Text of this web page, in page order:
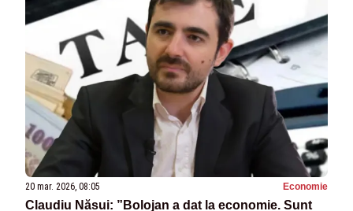
20 mar. 2026, 08:05 Economie
Claudiu Năsui: ”Bolojan a dat la economie. Sunt